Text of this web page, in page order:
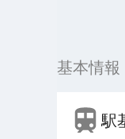
基本情報
駅